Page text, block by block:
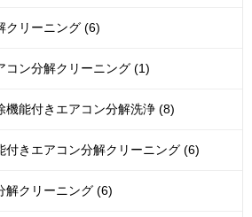
クリーニング (6)
コン分解クリーニング (1)
機能付きエアコン分解洗浄 (8)
付きエアコン分解クリーニング (6)
解クリーニング (6)